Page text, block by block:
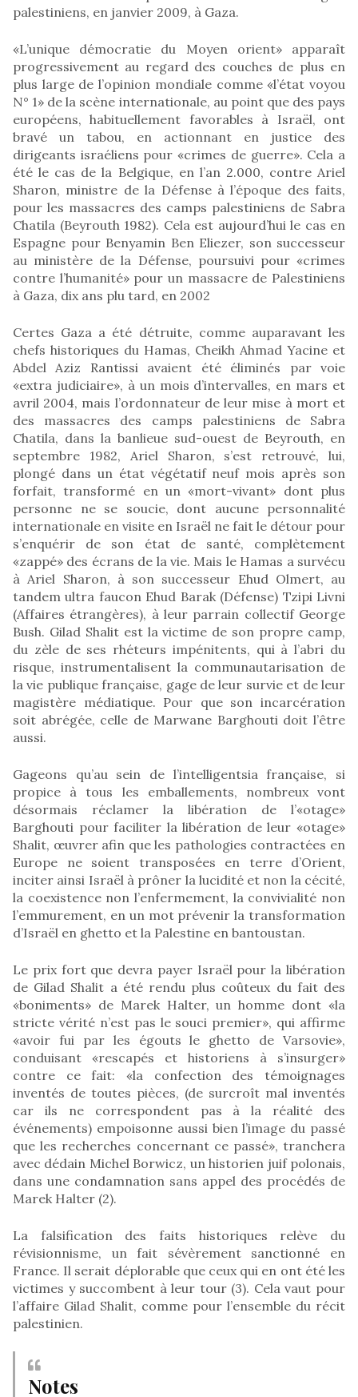
palestiniens, en janvier 2009, à Gaza.
«L’unique démocratie du Moyen orient» apparaît
progressivement au regard des couches de plus en
plus large de l’opinion mondiale comme «l’état voyou
N° 1» de la scène internationale, au point que des pays
européens, habituellement favorables à Israël, ont
bravé un tabou, en actionnant en justice des
dirigeants israéliens pour «crimes de guerre». Cela a
été le cas de la Belgique, en l’an 2.000, contre Ariel
Sharon, ministre de la Défense à l’époque des faits,
pour les massacres des camps palestiniens de Sabra
Chatila (Beyrouth 1982). Cela est aujourd’hui le cas en
Espagne pour Benyamin Ben Eliezer, son successeur
au ministère de la Défense, poursuivi pour «crimes
contre l’humanité» pour un massacre de Palestiniens
à Gaza, dix ans plu tard, en 2002
Certes Gaza a été détruite, comme auparavant les
chefs historiques du Hamas, Cheikh Ahmad Yacine et
Abdel Aziz Rantissi avaient été éliminés par voie
«extra judiciaire», à un mois d’intervalles, en mars et
avril 2004, mais l’ordonnateur de leur mise à mort et
des massacres des camps palestiniens de Sabra
Chatila, dans la banlieue sud-ouest de Beyrouth, en
septembre 1982, Ariel Sharon, s’est retrouvé, lui,
plongé dans un état végétatif neuf mois après son
forfait, transformé en un «mort-vivant» dont plus
personne ne se soucie, dont aucune personnalité
internationale en visite en Israël ne fait le détour pour
s’enquérir de son état de santé, complètement
«zappé» des écrans de la vie. Mais le Hamas a survécu
à Ariel Sharon, à son successeur Ehud Olmert, au
tandem ultra faucon Ehud Barak (Défense) Tzipi Livni
(Affaires étrangères), à leur parrain collectif George
Bush. Gilad Shalit est la victime de son propre camp,
du zèle de ses rhéteurs impénitents, qui à l’abri du
risque, instrumentalisent la communautarisation de
la vie publique française, gage de leur survie et de leur
magistère médiatique. Pour que son incarcération
soit abrégée, celle de Marwane Barghouti doit l’être
aussi.
Gageons qu’au sein de l’intelligentsia française, si
propice à tous les emballements, nombreux vont
désormais réclamer la libération de l’«otage»
Barghouti pour faciliter la libération de leur «otage»
Shalit, œuvrer afin que les pathologies contractées en
Europe ne soient transposées en terre d’Orient,
inciter ainsi Israël à prôner la lucidité et non la cécité,
la coexistence non l’enfermement, la convivialité non
l’emmurement, en un mot prévenir la transformation
d’Israël en ghetto et la Palestine en bantoustan.
Le prix fort que devra payer Israël pour la libération
de Gilad Shalit a été rendu plus coûteux du fait des
«boniments» de Marek Halter, un homme dont «la
stricte vérité n’est pas le souci premier», qui affirme
«avoir fui par les égouts le ghetto de Varsovie»,
conduisant «rescapés et historiens à s’insurger»
contre ce fait: «la confection des témoignages
inventés de toutes pièces, (de surcroît mal inventés
car ils ne correspondent pas à la réalité des
événements) empoisonne aussi bien l’image du passé
que les recherches concernant ce passé», tranchera
avec dédain Michel Borwicz, un historien juif polonais,
dans une condamnation sans appel des procédés de
Marek Halter (2).
La falsification des faits historiques relève du
révisionnisme, un fait sévèrement sanctionné en
France. Il serait déplorable que ceux qui en ont été les
victimes y succombent à leur tour (3). Cela vaut pour
l’affaire Gilad Shalit, comme pour l’ensemble du récit
palestinien.
Notes